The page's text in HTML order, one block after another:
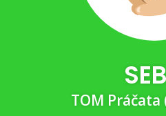
TOM Práčata